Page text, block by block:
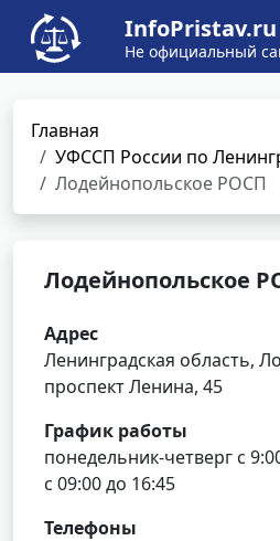
InfoPristav.ru
Не официальный
Главная
УФССП России по
Лодейнопольское РОСП
Лодейнопольское
Адрес
Ленинградская область,
проспект Ленина, 45
График работы
понедельник-четверг с
с 09:00 до 16:45
Телефоны